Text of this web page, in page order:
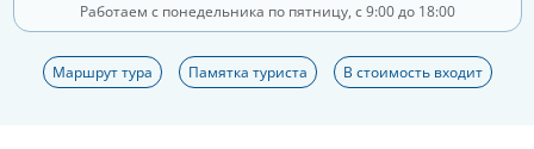
Работаем с понедельника по пятницу, с 9:00 до 18:00
Маршрут тура Памятка туриста В стоимость входит